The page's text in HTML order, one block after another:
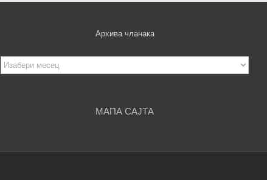
Архива чланака
Архива
чланака
МАПА САЈТА